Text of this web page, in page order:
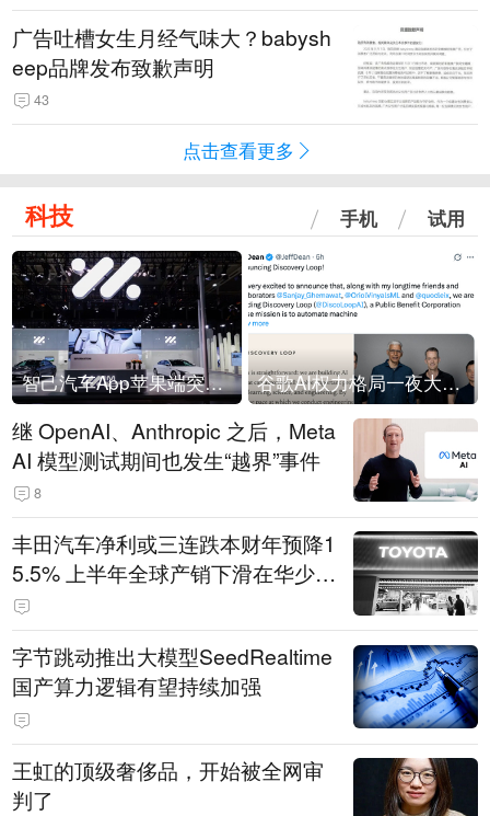
广告吐槽女生月经气味大？babysh
eep品牌发布致歉声明
43
点击查看更多
科技 手机 试用
智己汽车App苹果端突然“下架” 谷歌AI权力格局一夜大洗牌
继 OpenAI、Anthropic 之后，Meta
AI 模型测试期间也发生“越界”事件
8
丰田汽车净利或三连跌本财年预降1
5.5% 上半年全球产销下滑在华少卖
14.3万辆
字节跳动推出大模型SeedRealtime
国产算力逻辑有望持续加强
王虹的顶级奢侈品，开始被全网审
判了